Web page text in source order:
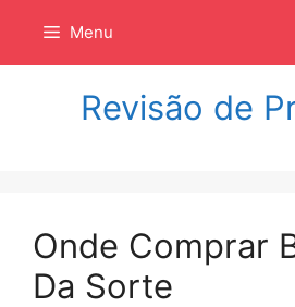
isi
Menu
Revisão de
Onde Comprar
Da Sorte